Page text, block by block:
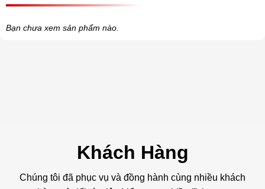
Bạn chưa xem sản phẩm nào.
Khách Hàng
Chúng tôi đã phục vụ và đồng hành cùng nhiều khách